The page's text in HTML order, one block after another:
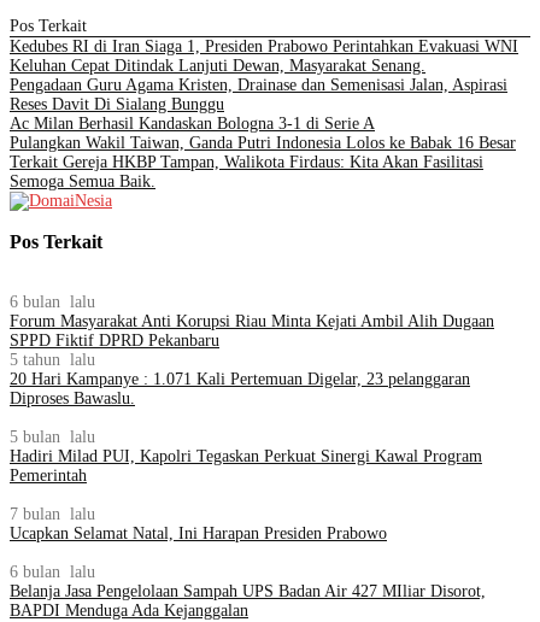
Pos Terkait
Kedubes RI di Iran Siaga 1, Presiden Prabowo Perintahkan Evakuasi WNI
Keluhan Cepat Ditindak Lanjuti Dewan, Masyarakat Senang.
Pengadaan Guru Agama Kristen, Drainase dan Semenisasi Jalan, Aspirasi
Reses Davit Di Sialang Bunggu
Ac Milan Berhasil Kandaskan Bologna 3-1 di Serie A
Pulangkan Wakil Taiwan, Ganda Putri Indonesia Lolos ke Babak 16 Besar
Terkait Gereja HKBP Tampan, Walikota Firdaus: Kita Akan Fasilitasi
Semoga Semua Baik.
Pos Terkait
6 bulan lalu
Forum Masyarakat Anti Korupsi Riau Minta Kejati Ambil Alih Dugaan
SPPD Fiktif DPRD Pekanbaru
5 tahun lalu
20 Hari Kampanye : 1.071 Kali Pertemuan Digelar, 23 pelanggaran
Diproses Bawaslu.
5 bulan lalu
Hadiri Milad PUI, Kapolri Tegaskan Perkuat Sinergi Kawal Program
Pemerintah
7 bulan lalu
Ucapkan Selamat Natal, Ini Harapan Presiden Prabowo
6 bulan lalu
Belanja Jasa Pengelolaan Sampah UPS Badan Air 427 MIliar Disorot,
BAPDI Menduga Ada Kejanggalan